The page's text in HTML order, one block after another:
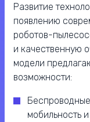
Развитие
появлению
роботов-
и качественную
модели
возможности:
мобильность